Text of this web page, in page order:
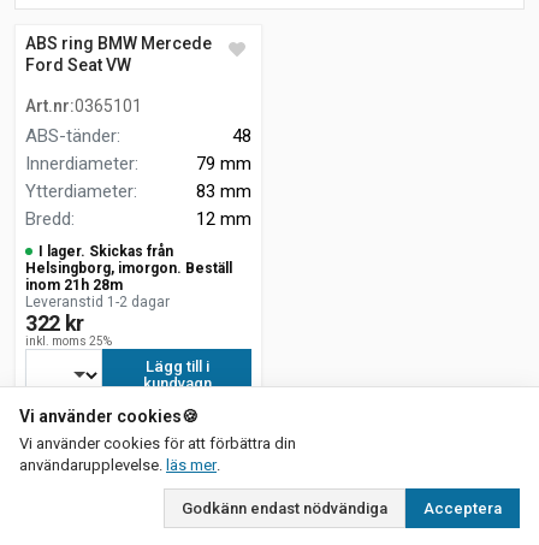
ABS ring BMW Mercedes
Ford Seat VW
Art.nr:0365101
ABS-tänder:
48
Innerdiameter:
79 mm
Ytterdiameter:
83 mm
Bredd: 12 mm
I lager. Skickas från
Helsingborg, imorgon. Beställ
inom 21h 28m
Leveranstid 1-2 dagar
322 kr
inkl. moms 25%
Lägg till i
kundvagn
Vi använder cookies🍪
Vi använder cookies för att förbättra din
användarupplevelse. läs merom vår integritetspolicy
.
Godkänn endast nödvändiga Acceptera